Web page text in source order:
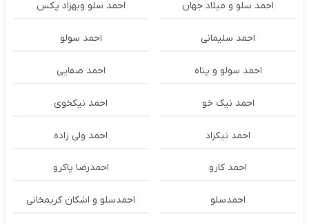
احمد سلو و میلاد جهان احمد سلو وبهزاد پکس
احمد سلیمانی احمد سولو
احمد سولو و پناه احمد صفایی
احمد نیک خو احمد نیکخوی
احمد نیکزاد احمد ولی زاده
احمد کارو احمدرضا پاکرو
احمدسلو احمدسلو و اشکان کریمخانی